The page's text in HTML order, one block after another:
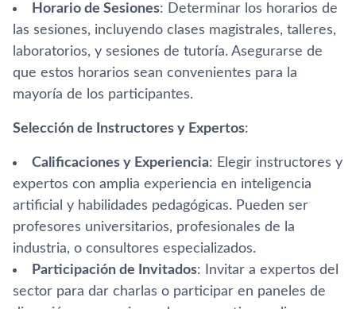
Horario de Sesiones: Determinar los horarios de
las sesiones, incluyendo clases magistrales, talleres,
laboratorios, y sesiones de tutoría. Asegurarse de
que estos horarios sean convenientes para la
mayoría de los participantes.
Selección de Instructores y Expertos:
Calificaciones y Experiencia: Elegir instructores y
expertos con amplia experiencia en inteligencia
artificial y habilidades pedagógicas. Pueden ser
profesores universitarios, profesionales de la
industria, o consultores especializados.
Participación de Invitados: Invitar a expertos del
sector para dar charlas o participar en paneles de